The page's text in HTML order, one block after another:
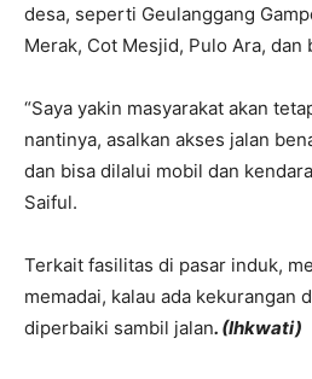
desa, seperti Geulanggang
Merak, Cot Mesjid, Pulo Ara, dan
“Saya yakin masyarakat akan
nantinya, asalkan akses jalan
dan bisa dilalui mobil dan
Saiful.
Terkait fasilitas di pasar induk,
memadai, kalau ada kekurangan
diperbaiki sambil jalan. (Ihkwati)